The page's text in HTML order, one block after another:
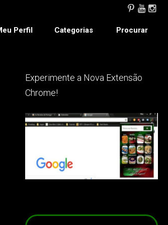
Perfil Categorias Procurar
Experimente a Nova Extensão
Chrome!